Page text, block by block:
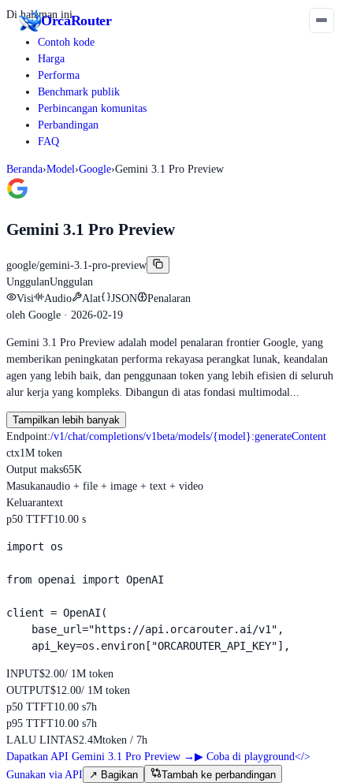
OrcaRouter
Di halaman ini
Contoh kode
Harga
Performa
Benchmark publik
Perbincangan komunitas
Perbandingan
FAQ
Beranda›Model›Google›Gemini 3.1 Pro Preview
Gemini 3.1 Pro Preview
google/gemini-3.1-pro-preview
UnggulanUnggulan
Visi
Audio Alat JSON
Penalaran
oleh Google · 2026-02-19
Gemini 3.1 Pro Preview adalah model penalaran frontier Google, yang
memberikan peningkatan performa rekayasa perangkat lunak, keandalan
agen yang lebih baik, dan penggunaan token yang lebih efisien di seluruh
alur kerja yang kompleks. Dibangun di atas fondasi multimodal...
Tampilkan lebih banyak
Endpoint:/v1/chat/completions/v1beta/models/{model}:generateContent
ctx1M token
Output maks65K
Masukanaudio + file + image + text + video
Keluarantext
p50 TTFT10.00 s
import os
from openai import OpenAI
client = OpenAI(
    base_url="https://api.orcarouter.ai/v1",
    api_key=os.environ["ORCAROUTER_API_KEY"],
INPUT$2.00/ 1M token
OUTPUT$12.00/ 1M token
p50 TTFT10.00 s7h
p95 TTFT10.00 s7h
LALU LINTAS2.4Mtoken / 7h
Dapatkan API Gemini 3.1 Pro Preview → ▶ Coba di playground</>
Gunakan via API
↗ Bagikan
Tambah ke perbandingan